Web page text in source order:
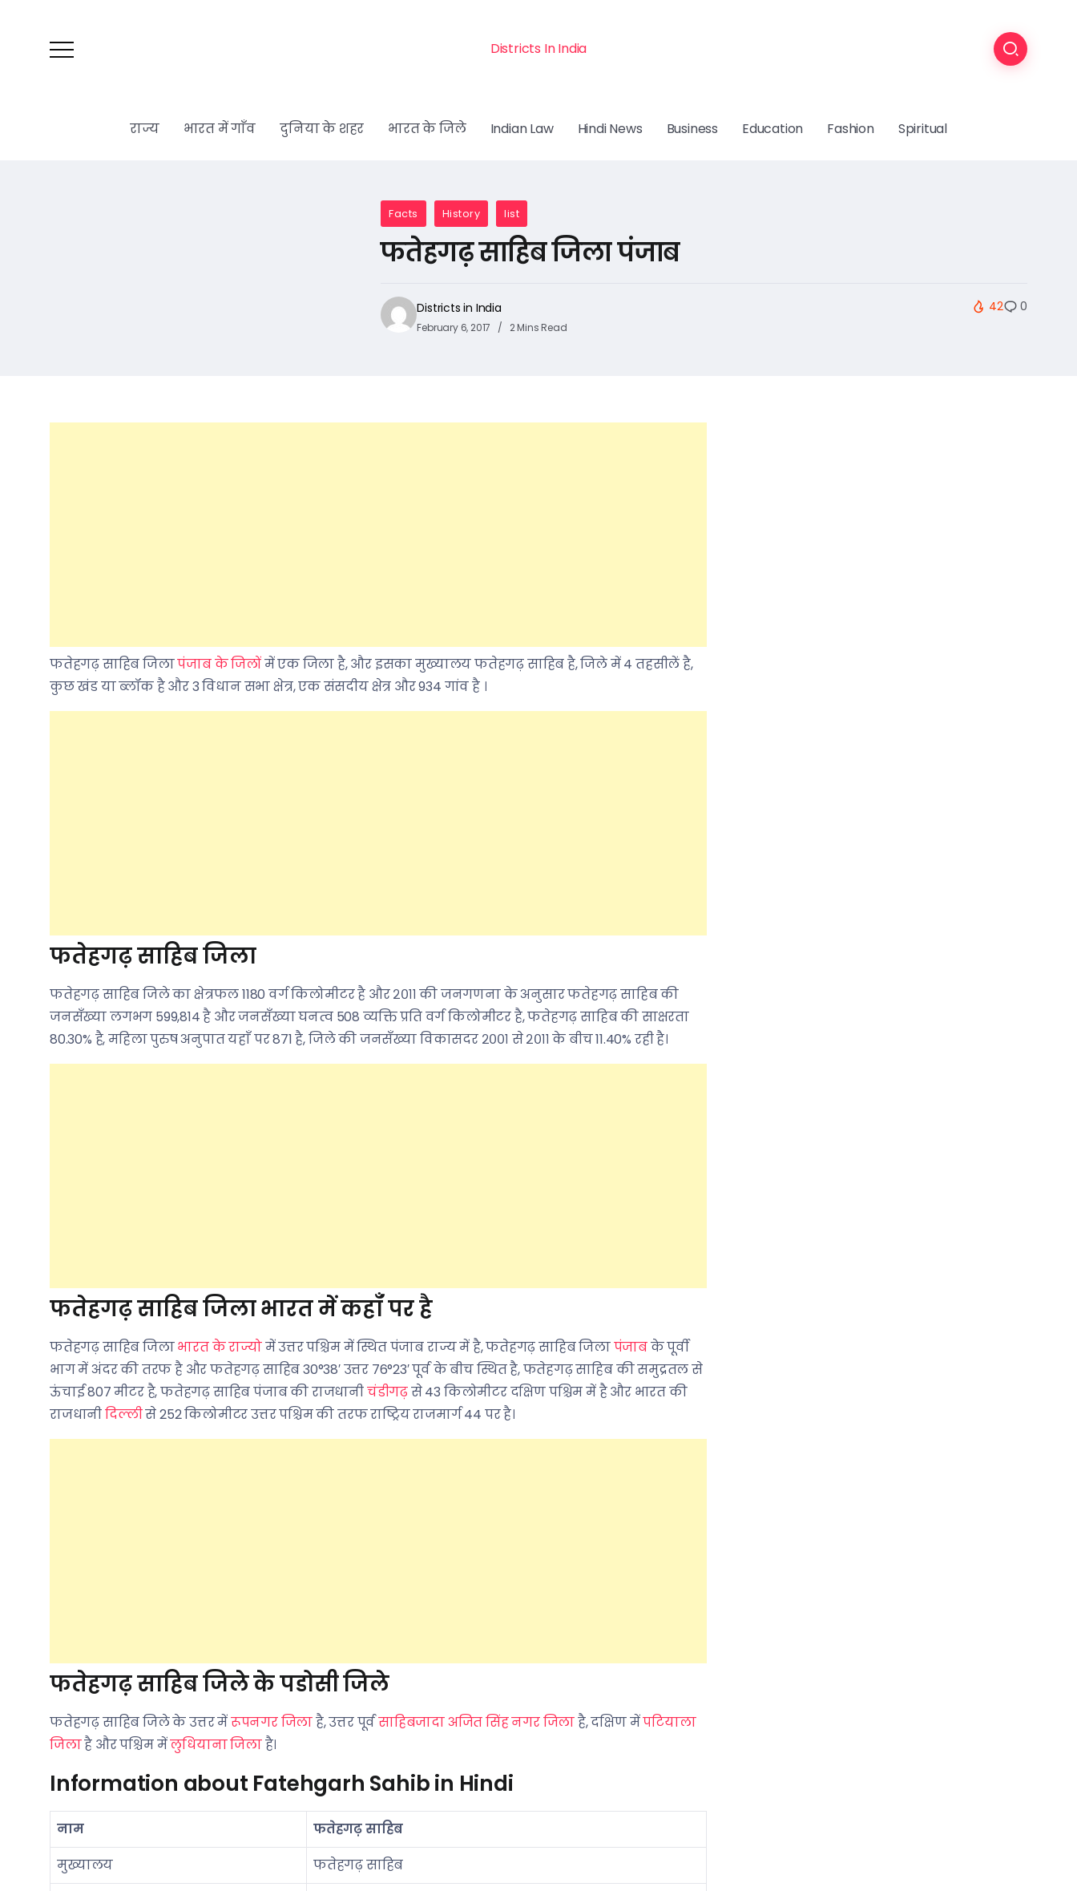
Districts In India
राज्य भारत में गाँव दुनिया के शहर भारत के जिले Indian Law Hindi News Business Education Fashion Spiritual
Facts History list
फतेहगढ़ साहिब जिला पंजाब
Districts in India
February 6, 2017 2 Mins Read
42 0
फतेहगढ़ साहिब जिलापंजाब के जिलोंमें एक जिला है, और इसका मुख्यालय फतेहगढ़ साहिब है, जिले में 4 तहसीलें है,
कुछ खंड या ब्लॉक है और 3 विधान सभा क्षेत्र, एक संसदीय क्षेत्र और 934 गांव है ।
फतेहगढ़ साहिब जिला
फतेहगढ़ साहिब जिले का क्षेत्रफल 1180 वर्ग किलोमीटर है और २०११ की जनगणना के अनुसार फतेहगढ़ साहिब की
जनसँख्या लगभग 599,814 है और जनसँख्या घनत्व 508 व्यक्ति प्रति वर्ग किलोमीटर है, फतेहगढ़ साहिब की साक्षरता
80.30% है, महिला पुरुष अनुपात यहाँ पर 871 है, जिले की जनसँख्या विकासदर २००१ से २०११ के बीच 11.40% रही है।
फतेहगढ़ साहिब जिला भारत में कहाँ पर है
फतेहगढ़ साहिब जिलाभारत के राज्योमें उत्तर पश्चिम में स्थित पंजाब राज्य में है, फतेहगढ़ साहिब जिलापंजाबके पूर्वी
भाग में अंदर की तरफ है और फतेहगढ़ साहिब 30°38′ उत्तर 76°23′ पूर्व के बीच स्थित है, फतेहगढ़ साहिब की समुद्रतल से
ऊंचाई 807 मीटर है, फतेहगढ़ साहिब पंजाब की राजधानीचंडीगढ़से 43 किलोमीटर दक्षिण पश्चिम में है और भारत की
राजधानीदिल्लीसे 252 किलोमीटर उत्तर पश्चिम की तरफ राष्ट्रिय राजमार्ग 44 पर है।
फतेहगढ़ साहिब जिले के पडोसी जिले
फतेहगढ़ साहिब जिले के उत्तर मेंरूपनगर जिलाहै, उत्तर पूर्वसाहिबजादा अजित सिंह नगर जिलाहै, दक्षिण मेंपटियाला
जिलाहै और पश्चिम मेंलुधियाना जिलाहै।
Information about Fatehgarh Sahib in Hindi
नाम
फतेहगढ़ साहिब
मुख्यालय
फतेहगढ़ साहिब